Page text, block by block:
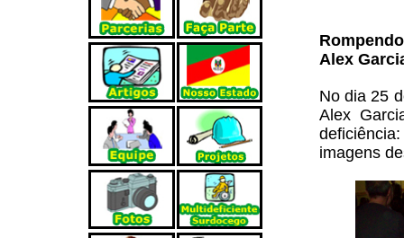
Alex
No dia 25
Alex
imagens